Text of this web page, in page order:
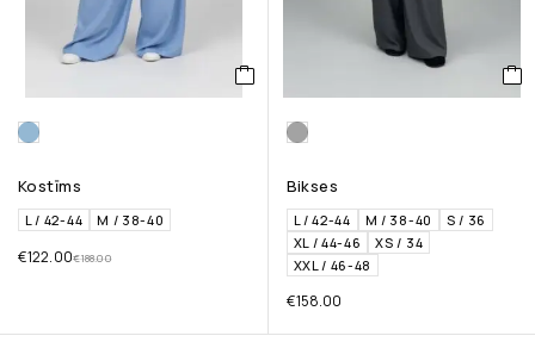
Kostīms
L / 42-44 M / 38-40
€188.00
€122.00
Bikses
L / 42-44 M / 38-40
S / 36
XL / 44-46
XS / 34
XXL / 46-48
€158.00